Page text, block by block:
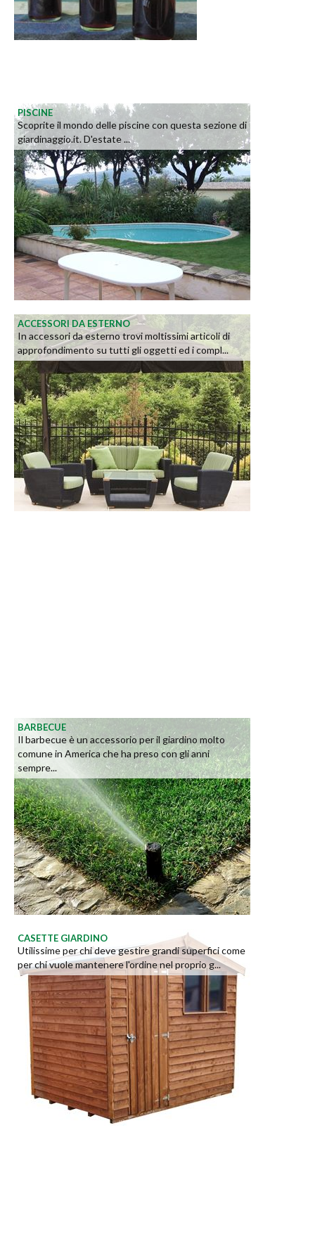
PISCINE
Scoprite il mondo delle piscine con questa sezione di
giardinaggio.it. D'estate ...
ACCESSORI DA ESTERNO
In accessori da esterno trovi moltissimi articoli di
approfondimento su tutti gli oggetti ed i compl...
BARBECUE
Il barbecue è un accessorio per il giardino molto
comune in America che ha preso con gli anni
sempre...
CASETTE GIARDINO
Utilissime per chi deve gestire grandi superfici come
per chi vuole mantenere l'ordine nel proprio g...